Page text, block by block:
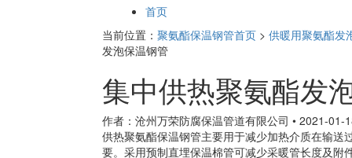
面
导
航
首页
当前位置： 聚氨酯保温钢管首页 > 供暖用聚氨酯发
发泡保温钢管
集中供热聚氨酯发
作者：沧州万荣防腐保温管道有限公司 • 2021-01-
供热聚氨酯保温钢管主要用于减少加热介质在输
要。采用预制直埋保温棉管可减少采暖管长度及